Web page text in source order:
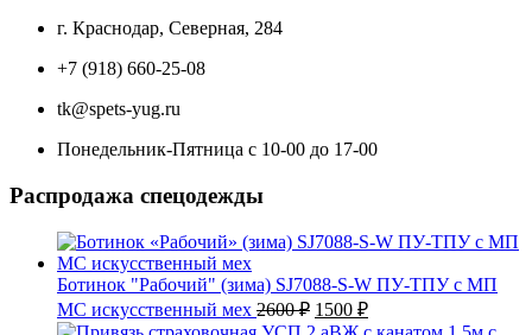
г. Краснодар, Северная, 284
+7 (918) 660-25-08
tk@spets-yug.ru
Понедельник-Пятница с 10-00 до 17-00
Распродажа спецодежды
Ботинок "Рабочий" (зима) SJ7088-S-W ПУ-ТПУ с МП
МС искусственный мех 2600₽ Первоначальная
цена
1500 ₽Текущая
цена: